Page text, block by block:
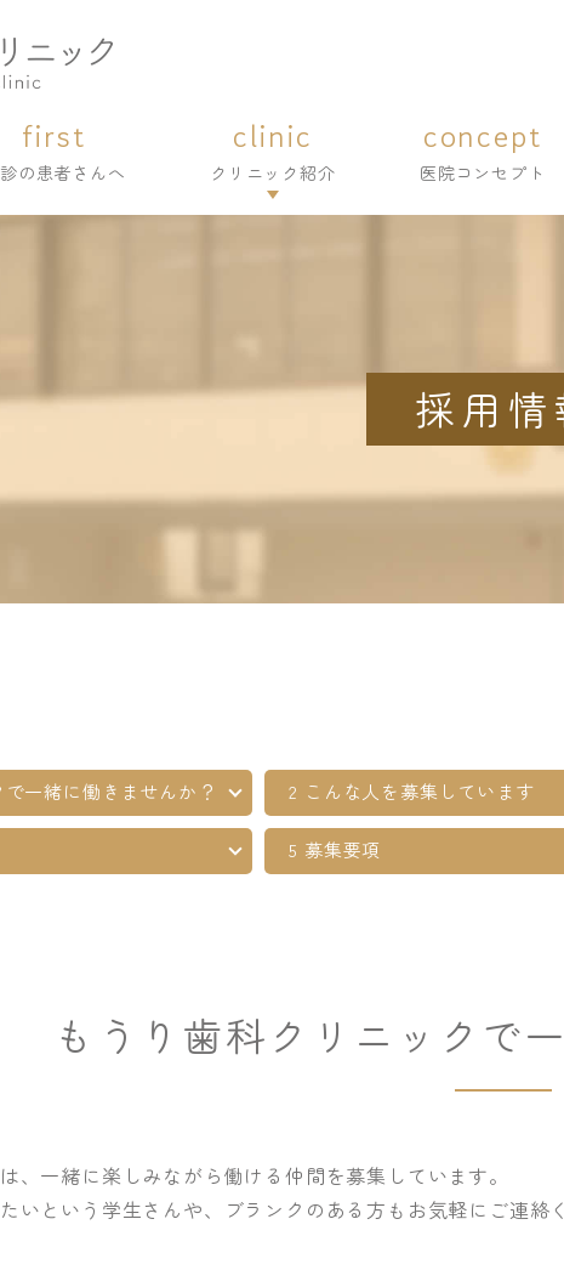
first
の患者さんへ
clinic
クリニック紹介
concept
医院コンセプト
診の患者さんへ
clinic
クリニック紹介
クリニック紹介
医院コンセプト
採用情
一緒に働きませんか？ 2 こんな人を募集しています
5 募集要項
もうり歯科クリニックで
、一緒に楽しみながら働ける仲間を募集しています。
いという学生さんや、ブランクのある方もお気軽にご連絡